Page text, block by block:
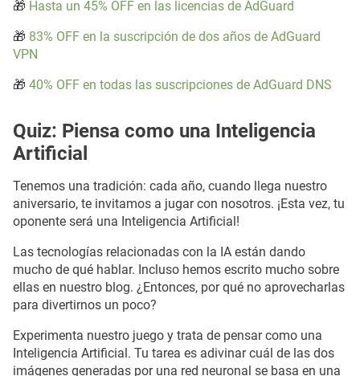
🎁 Hasta un 45% OFF en las licencias de AdGuard
🎁 83% OFF en la suscripción de dos años de AdGuard
VPN
🎁 40% OFF en todas las suscripciones de AdGuard DNS
Quiz: Piensa como una Inteligencia
Artificial
Tenemos una tradición: cada año, cuando llega nuestro
aniversario, te invitamos a jugar con nosotros. ¡Esta vez, tu
oponente será una Inteligencia Artificial!
Las tecnologías relacionadas con la IA están dando
mucho de qué hablar. Incluso hemos escrito mucho sobre
ellas en nuestro blog. ¿Entonces, por qué no aprovecharlas
para divertirnos un poco?
Experimenta nuestro juego y trata de pensar como una
Inteligencia Artificial. Tu tarea es adivinar cuál de las dos
imágenes generadas por una red neuronal se basa en una